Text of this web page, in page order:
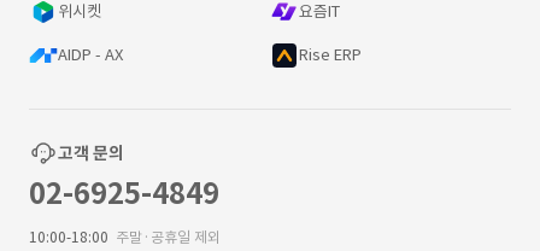
위시켓 요즘IT
AIDP - AX Rise ERP
고객 문의
02-6925-4849
10:00-18:00 주말·공휴일 제외